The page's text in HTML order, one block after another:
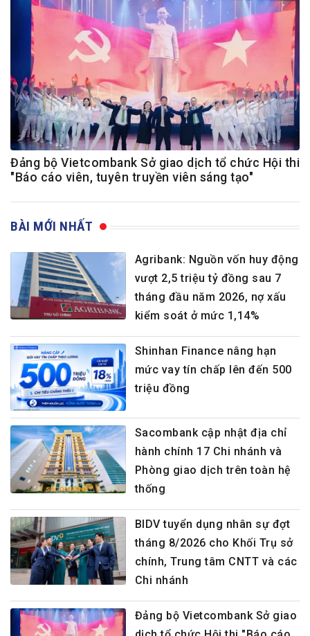
Đảng bộ Vietcombank Sở giao dịch tổ chức Hội thi
"Báo cáo viên, tuyên truyền viên sáng tạo"
BÀI MỚI NHẤT
Agribank: Nguồn vốn huy động
vượt 2,5 triệu tỷ đồng sau 7
tháng đầu năm 2026, nợ xấu
kiểm soát ở mức 1,14%
Shinhan Finance nâng hạn
mức vay tín chấp lên đến 500
triệu đồng
Sacombank cập nhật địa chỉ
hành chính 17 Chi nhánh và
Phòng giao dịch trên toàn hệ
thống
BIDV tuyển dụng nhân sự đợt
tháng 8/2026 cho Khối Trụ sở
chính, Trung tâm CNTT và các
Chi nhánh
Đảng bộ Vietcombank Sở giao